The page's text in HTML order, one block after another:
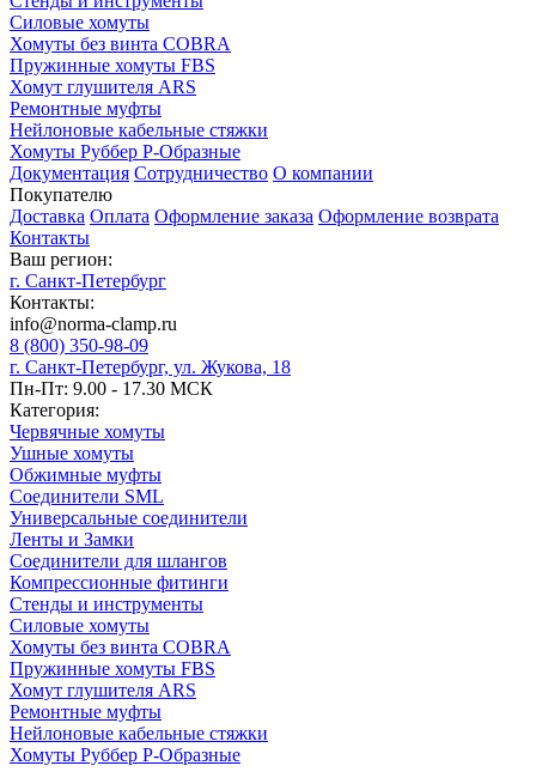
Силовые хомуты
Хомуты без винта COBRA
Пружинные хомуты FBS
Хомут глушителя ARS
Ремонтные муфты
Нейлоновые кабельные стяжки
Хомуты Руббер Р-Образные
Документация Сотрудничество О компании
Покупателю
Доставка Оплата Оформление заказа Оформление возврата
Контакты
Ваш регион:
г. Санкт-Петербург
Контакты:
info@norma-clamp.ru
8 (800) 350-98-09
г. Санкт-Петербург, ул. Жукова, 18
Пн-Пт: 9.00 - 17.30 МСК
Категория:
Червячные хомуты
Ушные хомуты
Обжимные муфты
Соединители SML
Универсальные соединители
Ленты и Замки
Соединители для шлангов
Компрессионные фитинги
Стенды и инструменты
Силовые хомуты
Хомуты без винта COBRA
Пружинные хомуты FBS
Хомут глушителя ARS
Ремонтные муфты
Нейлоновые кабельные стяжки
Хомуты Руббер Р-Образные